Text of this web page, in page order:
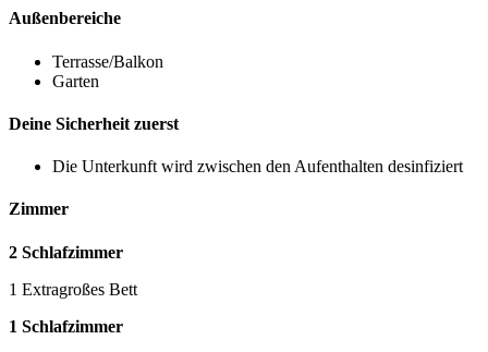
Außenbereiche
Terrasse/Balkon
Garten
Deine Sicherheit zuerst
Die Unterkunft wird zwischen den Aufenthalten desinfiziert
Zimmer
2 Schlafzimmer
1 Extragroßes Bett
1 Schlafzimmer